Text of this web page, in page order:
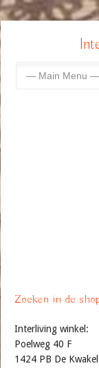
Zoeken in de
Interliving winkel:
Poelweg 40 F
1424 PB De Kwakel